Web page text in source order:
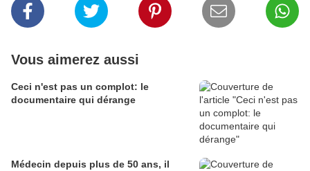
Vous aimerez aussi
Ceci n'est pas un complot: le
documentaire qui dérange
Médecin depuis plus de 50 ans, il